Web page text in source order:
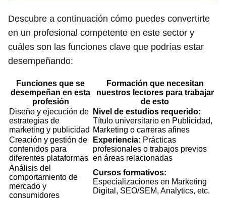
Descubre a continuación cómo puedes convertirte
en un profesional competente en este sector y
cuáles son las funciones clave que podrías estar
desempeñando:
Funciones que se
desempeñan en esta
profesión
Formación que necesitan
nuestros lectores para trabajar
de esto
Diseño y ejecución de
estrategias de
marketing y publicidad
Nivel de estudios requerido:
Título universitario en Publicidad,
Marketing o carreras afines
Creación y gestión de
contenidos para
diferentes plataformas
Experiencia: Prácticas
profesionales o trabajos previos
en áreas relacionadas
Análisis del
comportamiento de
mercado y
consumidores
Cursos formativos:
Especializaciones en Marketing
Digital, SEO/SEM, Analytics, etc.